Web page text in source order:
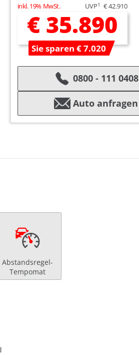
inkl. 19% MwSt. UVP1 € 42.910
€ 35.890
Sie sparen € 7.020
0800 - 111 0408
Auto anfragen
Abstandsregel-
Tempomat